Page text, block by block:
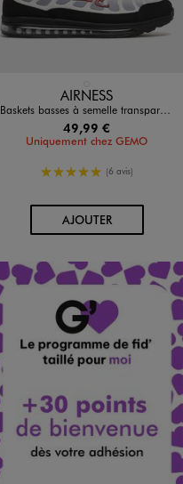
Disponible en 1 coloris
AIRNESS
Baskets basses à semelle transparente homme - Airness
49,99 €
Uniquement chez GEMO
5/5 de moyenne
(6 avis)
AJOUTERAU PANIER